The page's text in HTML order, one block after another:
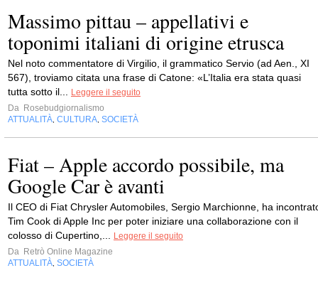
Massimo pittau – appellativi e
toponimi italiani di origine etrusca
Nel noto commentatore di Virgilio, il grammatico Servio (ad Aen., XI
567), troviamo citata una frase di Catone: «L’Italia era stata quasi
tutta sotto il...
Leggere il seguito
Da Rosebudgiornalismo
ATTUALITÀ CULTURA SOCIETÀ
Fiat – Apple accordo possibile, ma
Google Car è avanti
Il CEO di Fiat Chrysler Automobiles, Sergio Marchionne, ha
Tim Cook di Apple Inc per poter iniziare una collaborazione con il
colosso di Cupertino,...
Leggere il seguito
Da Retrò Online Magazine
ATTUALITÀ SOCIETÀ